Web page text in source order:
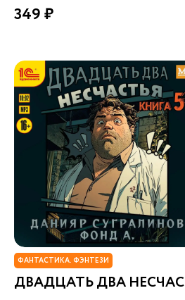
349 ₽
ФАНТАСТИКА. ФЭНТЕЗИ
ДВАДЦАТЬ ДВА